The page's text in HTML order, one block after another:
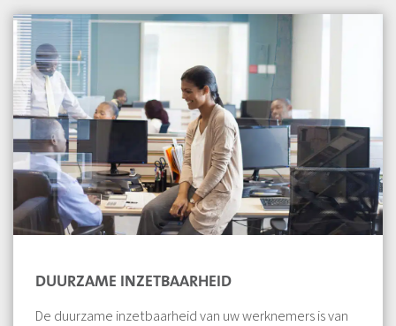
DUURZAME INZETBAARHEID
De duurzame inzetbaarheid van uw werknemers is van